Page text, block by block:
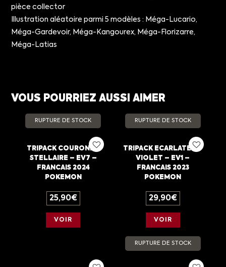
pièce collector
Illustration aléatoire parmi 5 modèles : Méga-Lucario,
Méga-Gardevoir, Méga-Kangourex, Méga-Florizarre,
Méga-Latias
VOUS POURRIEZ AUSSI AIMER
RUPTURE DE STOCK
TRIPACK COURONNE
STELLAIRE – EV7 –
FRANCAIS 2024
POKEMON
25,90€
VOIR
RUPTURE DE STOCK
TRIPACK ECARLATE ET
VIOLET – EV1 –
FRANCAIS 2023
POKEMON
29,90€
VOIR
RUPTURE DE STOCK